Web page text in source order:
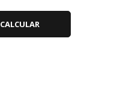
CALCULAR